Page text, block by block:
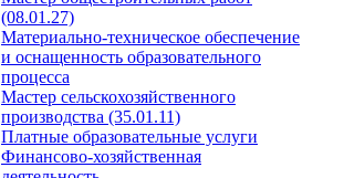
(08.01.27)
Материально-техническое обеспечение
и оснащенность образовательного
процесса
Мастер сельскохозяйственного
производства (35.01.11)
Платные образовательные услуги
Финансово-хозяйственная